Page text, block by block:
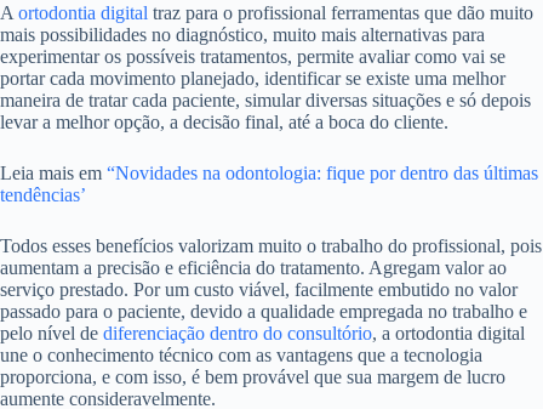
A ortodontia digital traz para o profissional ferramentas que dão muito
mais possibilidades no diagnóstico, muito mais alternativas para
experimentar os possíveis tratamentos, permite avaliar como vai se
portar cada movimento planejado, identificar se existe uma melhor
maneira de tratar cada paciente, simular diversas situações e só depois
levar a melhor opção, a decisão final, até a boca do cliente.
Leia mais em “Novidades na odontologia: fique por dentro das últimas
tendências’
Todos esses benefícios valorizam muito o trabalho do profissional, pois
aumentam a precisão e eficiência do tratamento. Agregam valor ao
serviço prestado. Por um custo viável, facilmente embutido no valor
passado para o paciente, devido a qualidade empregada no trabalho e
pelo nível de diferenciação dentro do consultório, a ortodontia digital
une o conhecimento técnico com as vantagens que a tecnologia
proporciona, e com isso, é bem provável que sua margem de lucro
aumente consideravelmente.